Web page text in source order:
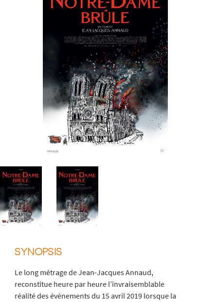
SYNOPSIS
Le long métrage de Jean-Jacques Annaud,
reconstitue heure par heure l’invraisemblable
réalité des évènements du 15 avril 2019 lorsque la